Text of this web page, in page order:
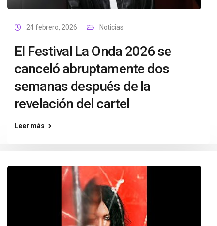
24 febrero, 2026 Noticias
El Festival La Onda 2026 se
canceló abruptamente dos
semanas después de la
revelación del cartel
Leer más